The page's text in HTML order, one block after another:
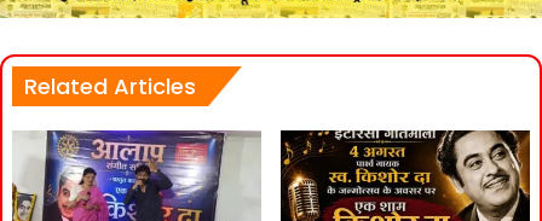
Related Articles